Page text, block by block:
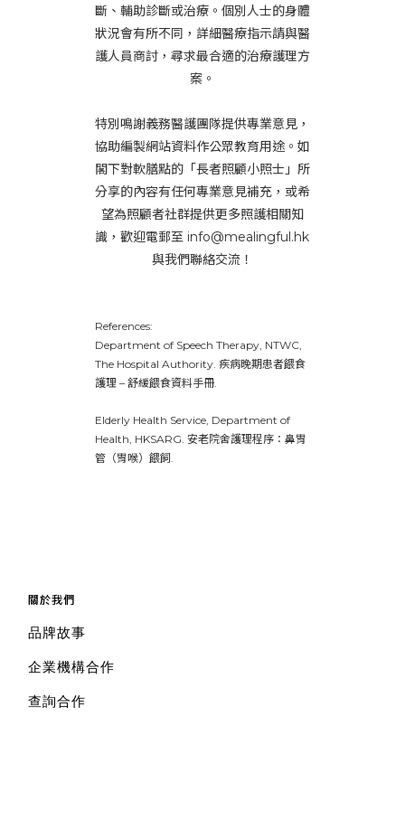
斷、輔助診斷或治療。個別人士的身體
狀況會有所不同，詳細醫療指示請與醫
護人員商討，尋求最合適的治療護理方
案。
特別鳴謝義務醫護團隊提供專業意見，
協助編製網站資料作公眾教育用途。如
閣下對軟膳點的「長者照顧小照士」所
分享的內容有任何專業意見補充，或希
望為照顧者社群提供更多照護相關知
識，歡迎電郵至 info@mealingful.hk
與我們聯絡交流！
References:
Department of Speech Therapy, NTWC,
The Hospital Authority. 疾病晚期患者餵食
護理 – 舒緩餵食資料手冊.
Elderly Health Service, Department of
Health, HKSARG. 安老院舍護理程序：鼻胃
管（胃喉）餵飼.
關於我們
品牌故事
企業機構合作
查詢合作